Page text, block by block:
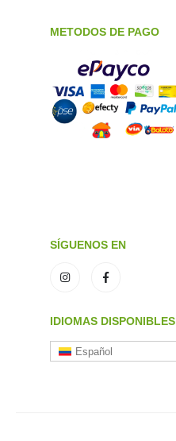
METODOS DE PAGO
SÍGUENOS EN
IDIOMAS DISPONIBLES
Español